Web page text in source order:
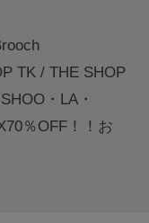
TK / THE SHOP
・LA・
％OFF！！お